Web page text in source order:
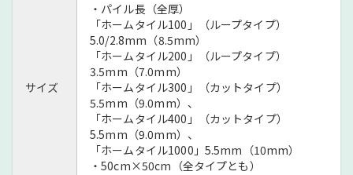
サイズ
・パイル長（全厚）
「ホームタイル100」（ループタイプ）
5.0/2.8mm（8.5mm）
「ホームタイル200」（ループタイプ）
3.5mm（7.0mm）
「ホームタイル300」（カットタイプ）
5.5mm（9.0mm）、
「ホームタイル400」（カットタイプ）
5.5mm（9.0mm）、
「ホームタイル1000」5.5mm（10mm）
・50cm×50cm（全タイプとも）